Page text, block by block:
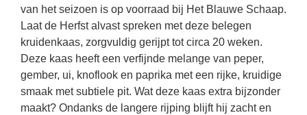
van het seizoen is op voorraad bij Het Blauwe Schaap.
Laat de Herfst alvast spreken met deze belegen
kruidenkaas, zorgvuldig gerijpt tot circa 20 weken.
Deze kaas heeft een verfijnde melange van peper,
gember, ui, knoflook en paprika met een rijke, kruidige
smaak met subtiele pit. Wat deze kaas extra bijzonder
maakt? Ondanks de langere rijping blijft hij zacht en